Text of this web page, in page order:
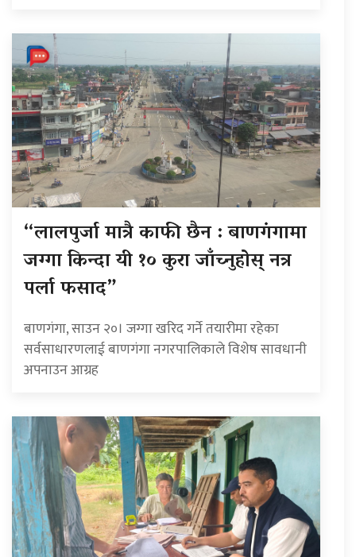
“लालपुर्जा मात्रै काफी छैन : बाणगंगामा
जग्गा किन्दा यी १० कुरा जाँच्नुहोस् नत्र
पर्ला फसाद”
बाणगंगा, साउन २०। जग्गा खरिद गर्ने तयारीमा रहेका
सर्वसाधारणलाई बाणगंगा नगरपालिकाले विशेष सावधानी
अपनाउन आग्रह